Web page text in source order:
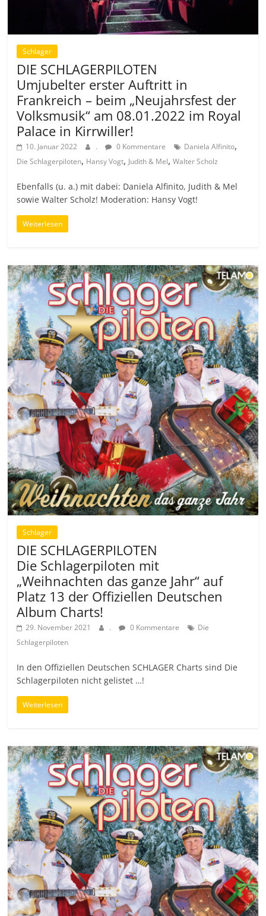
Schlager
DIE SCHLAGERPILOTEN
Umjubelter erster Auftritt in
Frankreich – beim „Neujahrsfest der
Volksmusik“ am 08.01.2022 im Royal
Palace in Kirrwiller!
10. Januar 2022 . 0 Kommentare Daniela Alfinito,
Die Schlagerpiloten, Hansy Vogt, Judith & Mel,Walter Scholz
Ebenfalls (u. a.) mit dabei: Daniela Alfinito, Judith & Mel
sowie Walter Scholz! Moderation: Hansy Vogt!
Weiterlesen
Schlager
DIE SCHLAGERPILOTEN
Die Schlagerpiloten mit
„Weihnachten das ganze Jahr“ auf
Platz 13 der Offiziellen Deutschen
Album Charts!
29. November 2021 . 0 Kommentare
Die
Schlagerpiloten
In den Offiziellen Deutschen SCHLAGER Charts sind Die
Schlagerpiloten nicht gelistet …!
Weiterlesen